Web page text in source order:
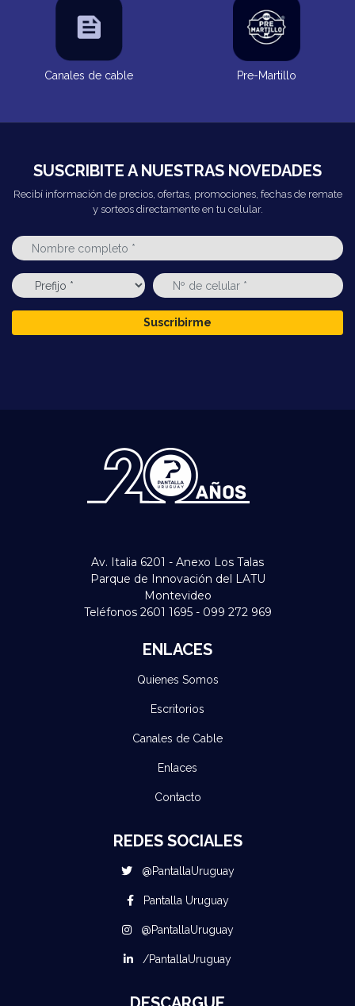
Canales de cable Pre-Martillo
SUSCRIBITE A NUESTRAS NOVEDADES
Recibí información de precios, ofertas, promociones, fechas de remate
y sorteos directamente en tu celular.
Suscribirme
Av. Italia 6201 - Anexo Los Talas
Parque de Innovación del LATU
Montevideo
Teléfonos 2601 1695 - 099 272 969
ENLACES
Quienes Somos
Escritorios
Canales de Cable
Enlaces
Contacto
REDES SOCIALES
@PantallaUruguay
Pantalla Uruguay
@PantallaUruguay
/PantallaUruguay